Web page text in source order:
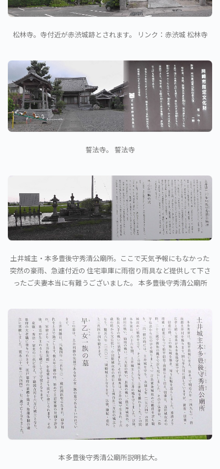
松林寺。寺付近が赤渋城跡とされます。 リンク：赤渋城 松林寺
誓法寺。 誓法寺
土井城主・本多豊後守秀清公廟所。ここで天気予報にもなかった
突然の豪雨、急遽付近の 住宅車庫に雨宿り雨具など提供して下さ
ったご夫妻本当に有難うございました。 本多豊後守秀清公廟所
本多豊後守秀清公廟所説明拡大。